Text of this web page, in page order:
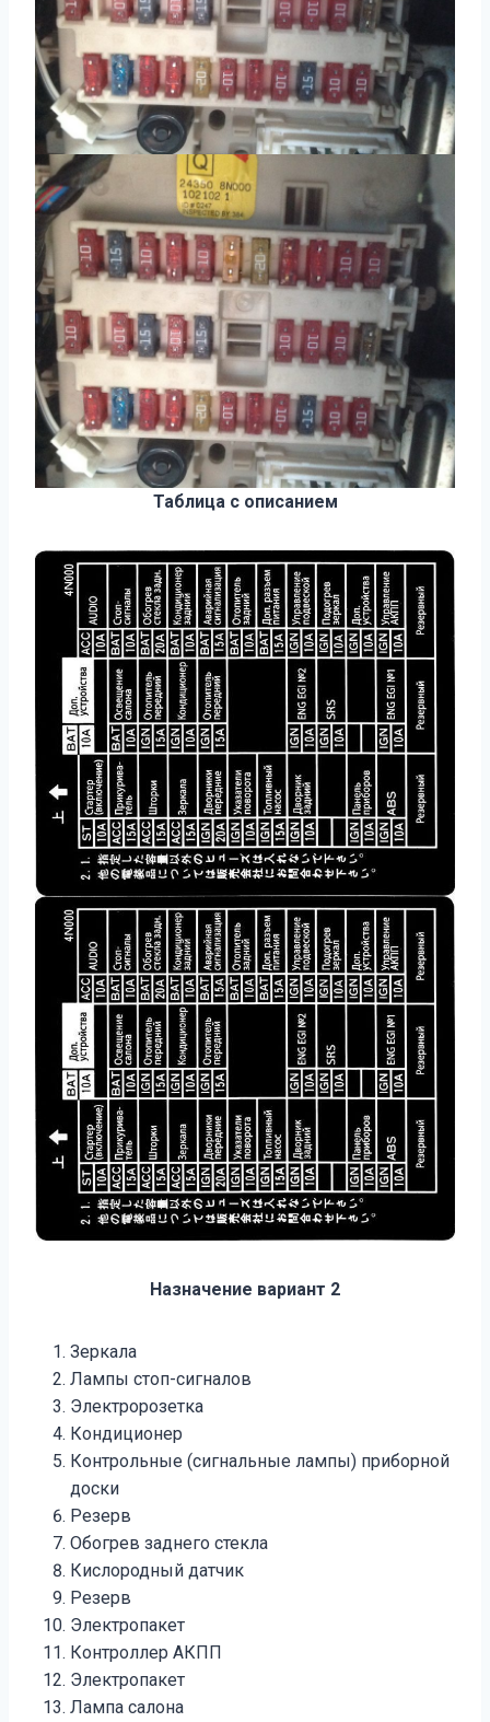
Таблица с описанием
Назначение вариант 2
Зеркала
Лампы стоп-сигналов
Электророзетка
Кондиционер
Контрольные (сигнальные лампы) приборной
доски
Резерв
Обогрев заднего стекла
Кислородный датчик
Резерв
Электропакет
Контроллер АКПП
Электропакет
Лампа салона